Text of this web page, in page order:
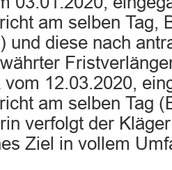
am selben Tag,
und diese nach
12.03.2020,
am selben Tag
verfolgt der
Ziel in vollem